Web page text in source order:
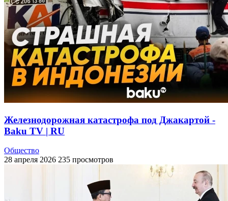
Железнодорожная катастрофа под Джакартой -
Baku TV | RU
Общество
28 апреля 2026 235 просмотров